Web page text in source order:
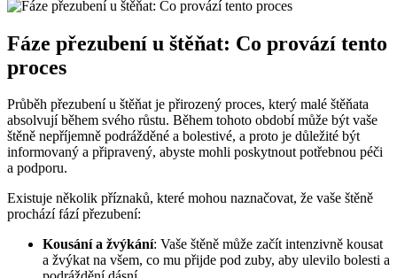
Fáze přezubení u štěňat: Co provází tento
proces
Průběh přezubení u štěňat je přirozený proces, který malé štěňata
absolvují během svého růstu. Během tohoto období může být vaše
štěně nepříjemně podrážděné a bolestivé, a proto je důležité být
informovaný a připravený, abyste mohli poskytnout potřebnou péči
a podporu.
Existuje několik příznaků, které mohou naznačovat, že vaše štěně
prochází fází přezubení:
Kousání a žvýkání: Vaše štěně může začít intenzivně kousat
a žvýkat na všem, co mu přijde pod zuby, aby ulevilo bolesti a